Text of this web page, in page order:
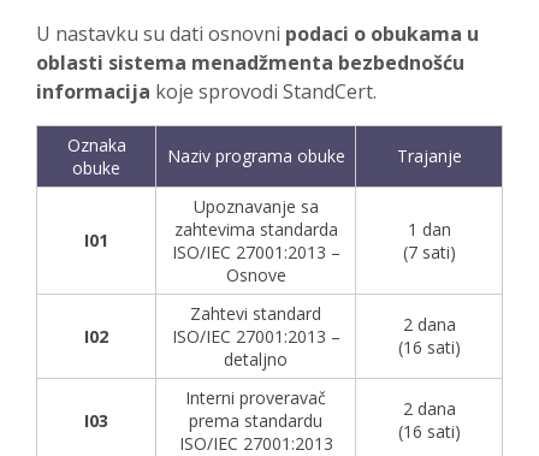
U nastavku su dati osnovni podaci o obukama u
oblasti sistema menadžmenta bezbednošću
informacija koje sprovodi StandCert.
Oznaka
obuke
Naziv programa obuke Trajanje
I01
Upoznavanje sa
zahtevima standarda
ISO/IEC 27001:2013 –
Osnove
1 dan
(7 sati)
I02
Zahtevi standard
ISO/IEC 27001:2013 –
detaljno
2 dana
(16 sati)
I03
Interni proveravač
prema standardu
ISO/IEC 27001:2013
2 dana
(16 sati)